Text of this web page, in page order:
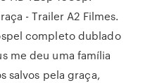
- Trailer A2 Filmes.
completo dublado
me deu uma família
salvos pela graça,